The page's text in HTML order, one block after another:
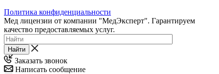
Политика конфиденциальности
Мед лицензии от компании "МедЭксперт". Гарантируем
качество предоставляемых услуг.
Найти
Заказать звонок
Написать сообщение